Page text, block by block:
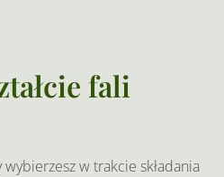
fali
w trakcie składania